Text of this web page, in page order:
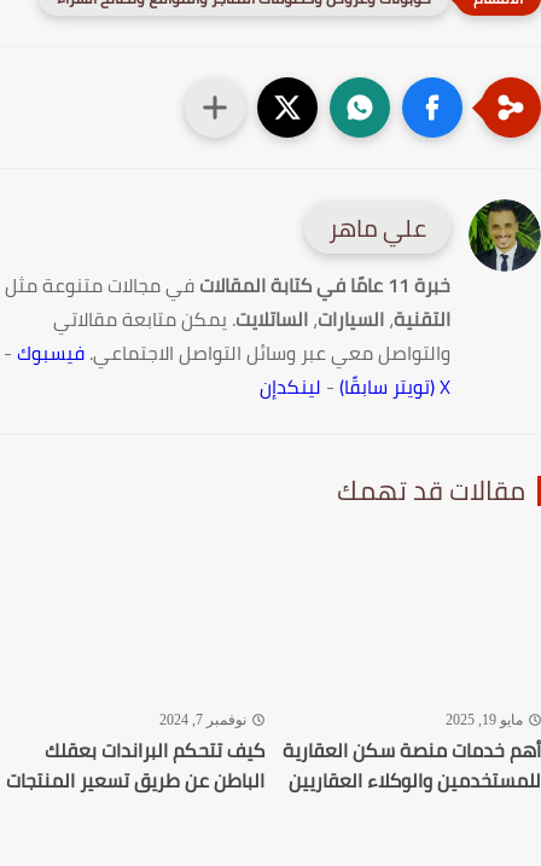
علي ماهر
خبرة 11 عامًا في كتابة المقالات
في مجالات متنوعة مثل
التقنية،السيارات،الساتلايت. يمكن متابعة مقالاتي
والتواصل معي عبر وسائل التواصل الاجتماعي.فيسبوك-
-لينكدإن
قد تهمك
19, 2025
خدمات منصة سكن العقارية
والوكلاء العقاريين
نوفمبر 7, 2024
كيف تتحكم البراندات بعقلك
الباطن عن طريق تسعير المنتجات